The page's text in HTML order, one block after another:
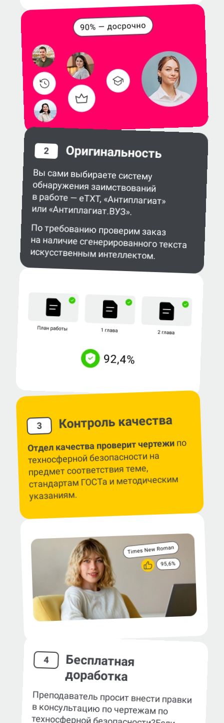
2 Оригинальность
Вы сами выбираете систему
обнаружения заимствований
в работе — eTXT, «Антиплагиат»
или «Антиплагиат.ВУЗ».
По требованию проверим заказ
на наличие сгенерированного текста
искусственным интеллектом.
3 Контроль качества
Отдел качества проверит чертежипо
техносферной безопасности на
предмет соответствия теме,
стандартам ГОСТа и методическим
указаниям.
4 Бесплатная
доработка
Преподаватель просит внести правки
в консультацию по чертежам по